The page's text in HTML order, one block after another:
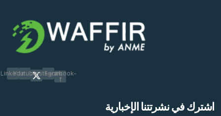
Facebook-
f
Instagram
Youtube
Linkedin
اشترك في نشرتتنا الإخبارية